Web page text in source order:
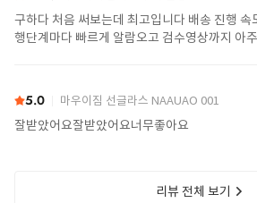
구하다 처음 써보는데 최고입니다 배송 진행 속
행단계마다 빠르게 알람오고 검수영상까지 아
5.0 마우이짐 선글라스 NAAUAO 001
잘받았어요잘받았어요너무좋아요
리뷰 전체 보기